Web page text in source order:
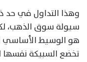
وهذا التداول في حد
سيولة سوق الذهب،
هو الوسيط الأساسي
تخضع السبيكة